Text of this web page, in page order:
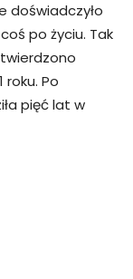
doświadczyło
po życiu. Tak
Po
pięć lat w